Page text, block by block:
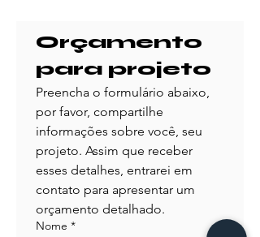
Orçamento
para projeto
Preencha o formulário abaixo,
por favor, compartilhe
informações sobre você, seu
projeto. Assim que receber
esses detalhes, entrarei em
contato para apresentar um
orçamento detalhado.
Nome *